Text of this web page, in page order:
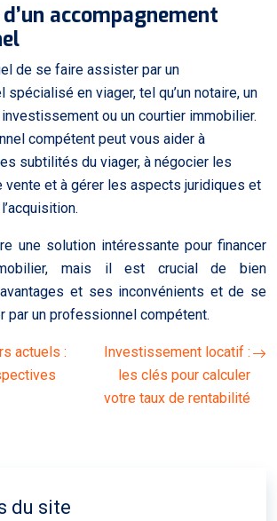
accompagnement
de se faire assister par un
en viager, tel qu’un notaire, un
ou un courtier immobilier.
compétent peut vous aider à
subtilités du viager, à négocier les
vente et à gérer les aspects juridiques et
une solution intéressante pour financer
mais il est crucial de bien
et ses inconvénients et de se
par un professionnel compétent.
actuels :
Investissement locatif :
les clés pour calculer
votre taux de rentabilité
du site